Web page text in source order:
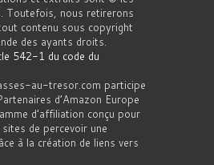
Toutefois, nous retirerons
contenu sous copyright
des ayants droits.
542-1 du code du
au-tresor.com participe
d’Amazon Europe
d’affiliation conçu pour
de percevoir une
à la création de liens vers